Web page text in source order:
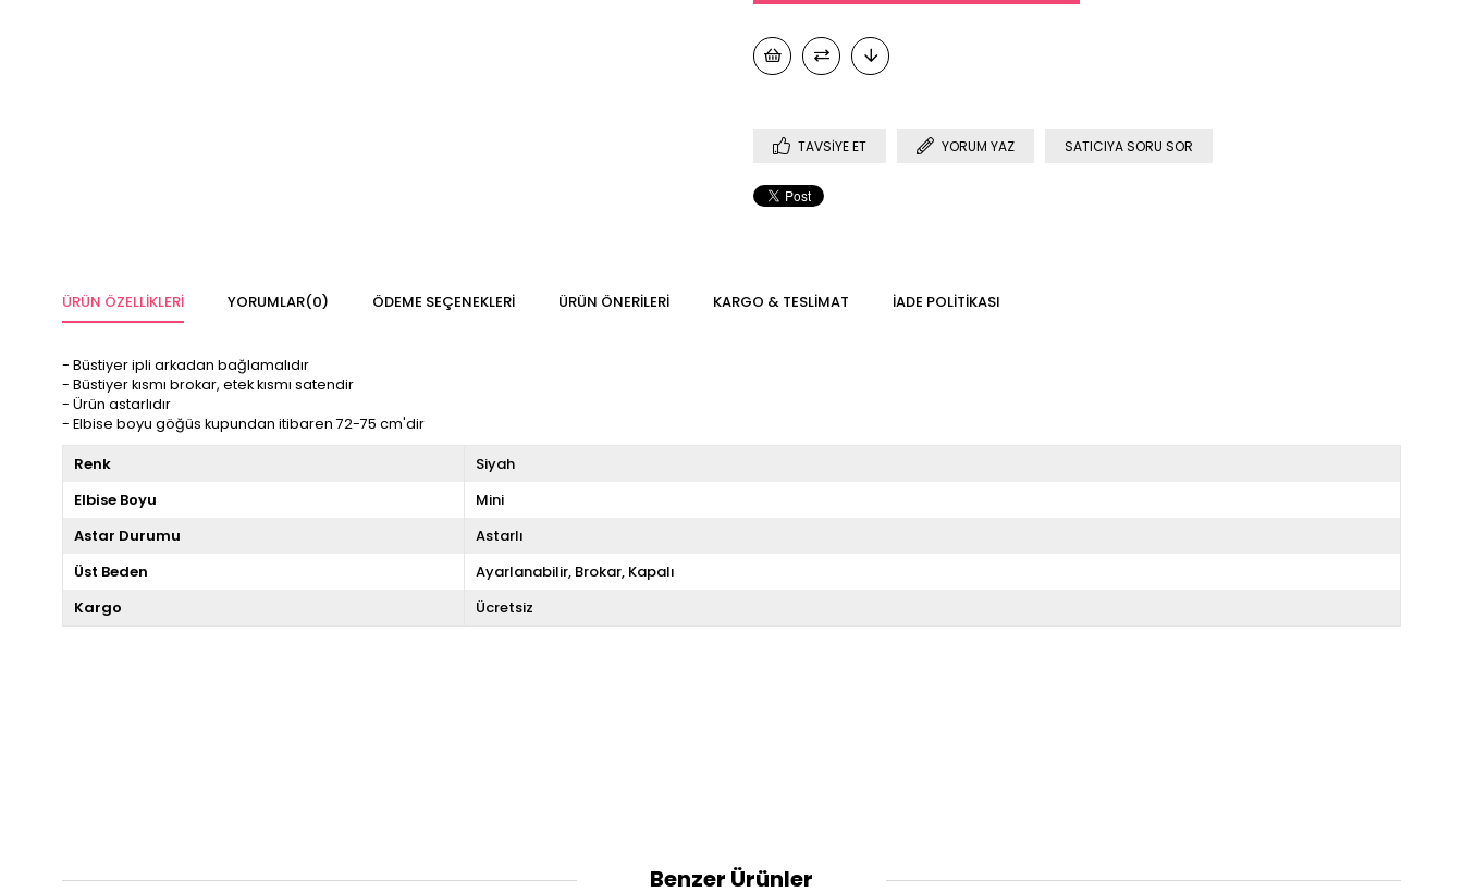
TAVSIYE ET YORUM YAZ SATICIYA SORU SOR
ÜRÜN ÖZELLIKLERI YORUMLAR(0) ÖDEME SEÇENEKLERI ÜRÜN ÖNERILERI KARGO & TESLIMAT İADE POLITIKASI
- Büstiyer ipli arkadan bağlamalıdır
- Büstiyer kısmı brokar, etek kısmı satendir
- Ürün astarlıdır
- Elbise boyu göğüs kupundan itibaren 72-75 cm'dir
Renk
Siyah
Elbise Boyu
Mini
Astar Durumu
Astarlı
Üst Beden
Ayarlanabilir Brokar Kapalı
Kargo
Ücretsiz
Benzer Ürünler